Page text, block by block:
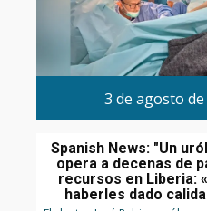
3 de agosto
Spanish News: "Un
opera a decenas de
recursos en Liberia:
haberles dado